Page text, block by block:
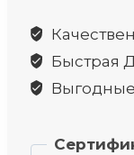
с
Быстрая